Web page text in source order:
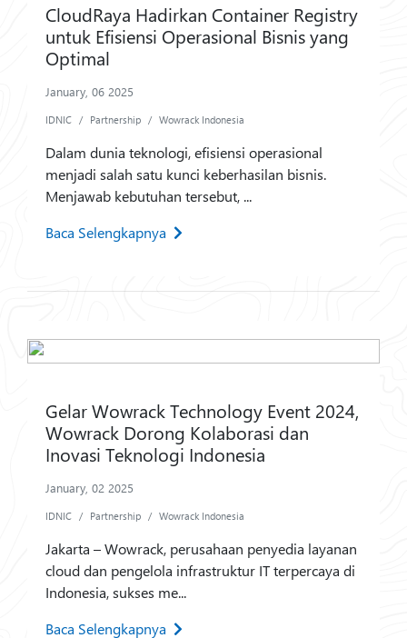
CloudRaya Hadirkan Container Registry
untuk Efisiensi Operasional Bisnis yang
Optimal
January, 06 2025
IDNIC Partnership Wowrack Indonesia
Dalam dunia teknologi, efisiensi operasional
menjadi salah satu kunci keberhasilan bisnis.
Menjawab kebutuhan tersebut, ...
Baca Selengkapnya
Gelar Wowrack Technology Event 2024,
Wowrack Dorong Kolaborasi dan
Inovasi Teknologi Indonesia
January, 02 2025
IDNIC Partnership Wowrack Indonesia
Jakarta – Wowrack, perusahaan penyedia layanan
cloud dan pengelola infrastruktur IT terpercaya di
Indonesia, sukses me...
Baca Selengkapnya